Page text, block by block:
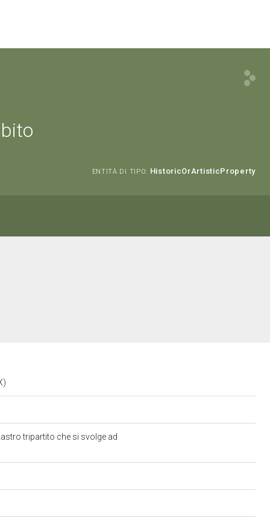
ENTITÀ DI TIPO: HistoricOrArtisticProperty
tripartito che si svolge ad